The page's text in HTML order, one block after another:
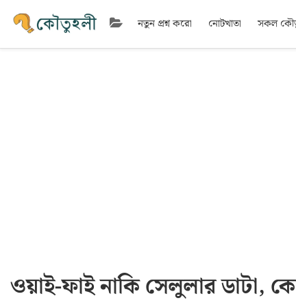
নতুন প্রশ্ন করো নোটখাতা সকল
ওয়াই-ফাই নাকি সেলুলার ডাটা,